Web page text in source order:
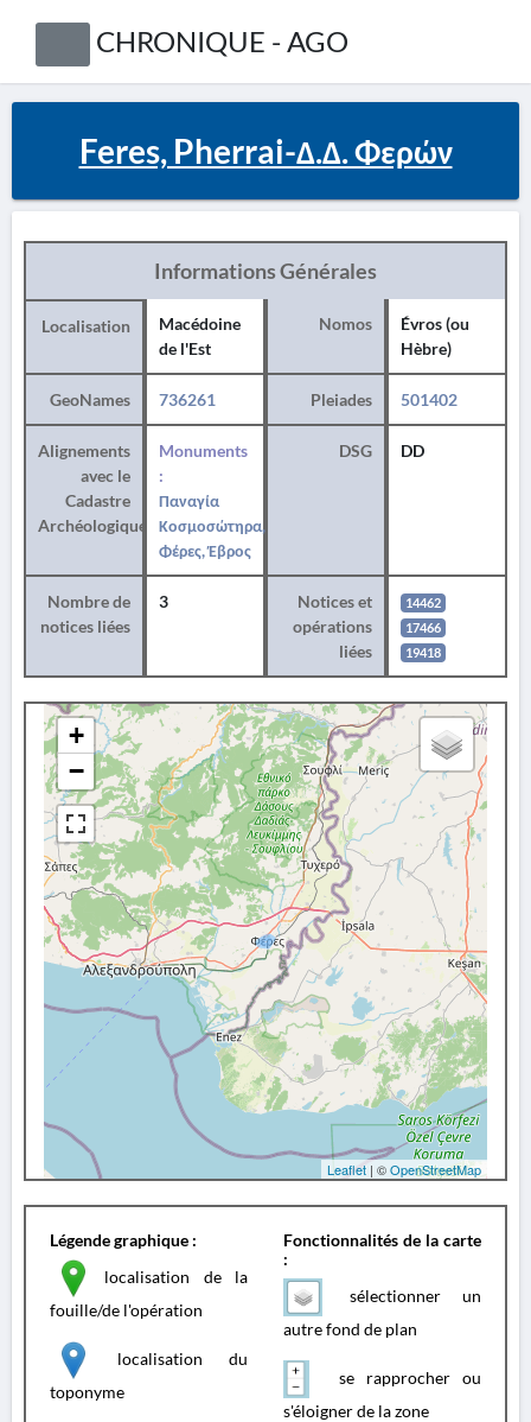
CHRONIQUE - AGO
Feres, Pherrai-Δ.Δ. Φερών
Informations Générales
Localisation
Macédoine
de l'Est
Nomos
Évros (ou
Hèbre)
GeoNames 736261 Pleiades 501402
Alignements
avec le
Cadastre
Archéologique
Monuments
:
Παναγία
Κοσμοσώτηρα,
Φέρες, Έβρος
DSG DD
Nombre de
notices liées
3
Notices et
opérations
liées
14462
17466
19418
+
−
Leaflet | ©OpenStreetMap
Légende graphique :
localisation de la
fouille/de l'opération
localisation du
toponyme
Fonctionnalités de la carte
:
sélectionner un
autre fond de plan
se rapprocher ou
s'éloigner de la zone